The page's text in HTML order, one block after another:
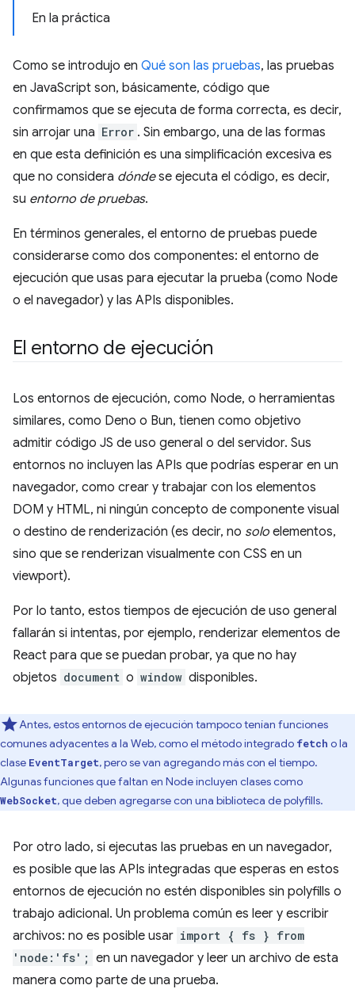
En la práctica
Como se introdujo en Qué son las pruebas, las pruebas
en JavaScript son, básicamente, código que
confirmamos que se ejecuta de forma correcta, es decir,
sin arrojar una Error . Sin embargo, una de las formas
en que esta definición es una simplificación excesiva es
que no considera dóndese ejecuta el código, es decir,
su entorno de pruebas.
En términos generales, el entorno de pruebas puede
considerarse como dos componentes: el entorno de
ejecución que usas para ejecutar la prueba (como Node
o el navegador) y las APIs disponibles.
El entorno de ejecución
Los entornos de ejecución, como Node, o herramientas
similares, como Deno o Bun, tienen como objetivo
admitir código JS de uso general o del servidor. Sus
entornos no incluyen las APIs que podrías esperar en un
navegador, como crear y trabajar con los elementos
DOM y HTML, ni ningún concepto de componente visual
o destino de renderización (es decir, no solo elementos,
sino que se renderizan visualmente con CSS en un
viewport).
Por lo tanto, estos tiempos de ejecución de uso general
fallarán si intentas, por ejemplo, renderizar elementos de
React para que se puedan probar, ya que no hay
objetos document o window disponibles.
Antes, estos entornos de ejecución tampoco tenían funciones
comunes adyacentes a la Web, como el método integrado fetch o la
clase EventTarget, pero se van agregando más con el tiempo.
Algunas funciones que faltan en Node incluyen clases como
WebSocket, que deben agregarse con una biblioteca de polyfills.
Por otro lado, si ejecutas las pruebas en un navegador,
es posible que las APIs integradas que esperas en estos
entornos de ejecución no estén disponibles sin polyfills o
trabajo adicional. Un problema común es leer y escribir
archivos: no es posible usar import { fs } from
'node:'fs'; en un navegador y leer un archivo de esta
manera como parte de una prueba.